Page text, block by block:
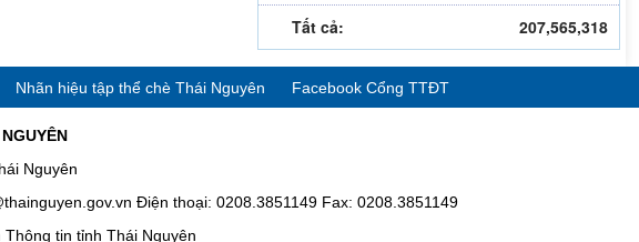
Tất cả:
207,565,318
Nhãn hiệu tập thể chè Thái Nguyên Facebook Cổng TTĐT
Nguyên
Điện thoại: 0208.3851149 Fax: 0208.3851149
tin tỉnh Thái Nguyên